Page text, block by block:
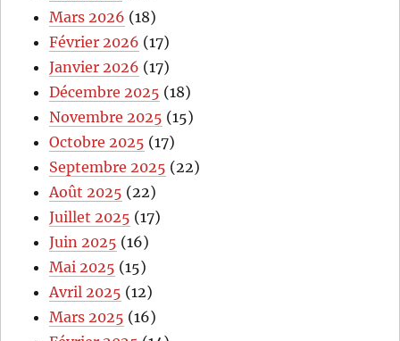
Mars 2026 (18)
Février 2026 (17)
Janvier 2026 (17)
Décembre 2025 (18)
Novembre 2025 (15)
Octobre 2025 (17)
Septembre 2025 (22)
Août 2025 (22)
Juillet 2025 (17)
Juin 2025 (16)
Mai 2025 (15)
Avril 2025 (12)
Mars 2025 (16)